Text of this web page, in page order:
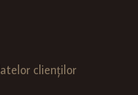
clienților